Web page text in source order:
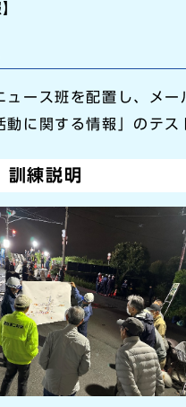
ュース班を配置し、メ
動に関する情報」のテス
訓練説明